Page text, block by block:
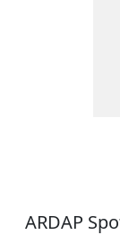
ARDAP